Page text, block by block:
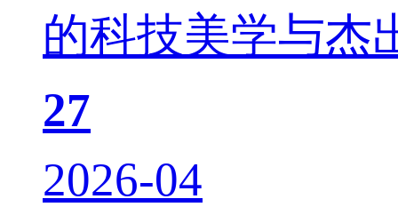
的科技美学与杰
27
2026-04